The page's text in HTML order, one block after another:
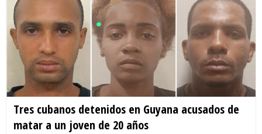
Tres cubanos detenidos en Guyana acusados de
matar a un joven de 20 años